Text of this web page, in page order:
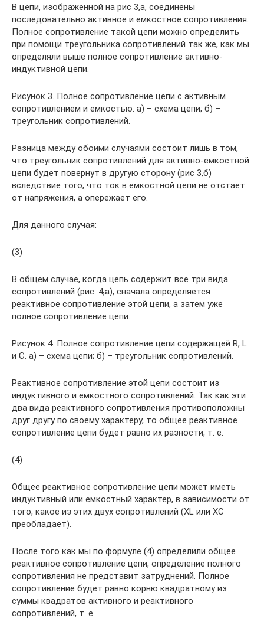
В цепи, изображенной на рис 3,а, соединены
последовательно активное и емкостное сопротивления.
Полное сопротивление такой цепи можно определить
при помощи треугольника сопротивлений так же, как мы
определяли выше полное сопротивление активно-
индуктивной цепи.
Рисунок 3. Полное сопротивление цепи с активным
сопротивлением и емкостью. а) – схема цепи; б) –
треугольник сопротивлений.
Разница между обоими случаями состоит лишь в том,
что треугольник сопротивлений для активно-емкостной
цепи будет повернут в другую сторону (рис 3,б)
вследствие того, что ток в емкостной цепи не отстает
от напряжения, а опережает его.
Для данного случая:
(3)
В общем случае, когда цепь содержит все три вида
сопротивлений (рис. 4,а), сначала определяется
реактивное сопротивление этой цепи, а затем уже
полное сопротивление цепи.
Рисунок 4. Полное сопротивление цепи содержащей R, L
и C. а) – схема цепи; б) – треугольник сопротивлений.
Реактивное сопротивление этой цепи состоит из
индуктивного и емкостного сопротивлений. Так как эти
два вида реактивного сопротивления противоположны
друг другу по своему характеру, то общее реактивное
сопротивление цепи будет равно их разности, т. е.
(4)
Общее реактивное сопротивление цепи может иметь
индуктивный или емкостный характер, в зависимости от
того, какое из этих двух сопротивлений (XL или XC
преобладает).
После того как мы по формуле (4) определили общее
реактивное сопротивление цепи, определение полного
сопротивления не представит затруднений. Полное
сопротивление будет равно корню квадратному из
суммы квадратов активного и реактивного
сопротивлений, т. е.